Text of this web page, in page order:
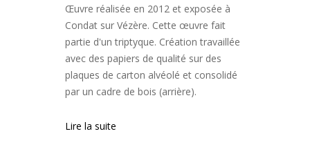
Œuvre réalisée en 2012 et exposée à
Condat sur Vézère. Cette œuvre fait
partie d'un triptyque. Création travaillée
avec des papiers de qualité sur des
plaques de carton alvéolé et consolidé
par un cadre de bois (arrière).
Lire la suite